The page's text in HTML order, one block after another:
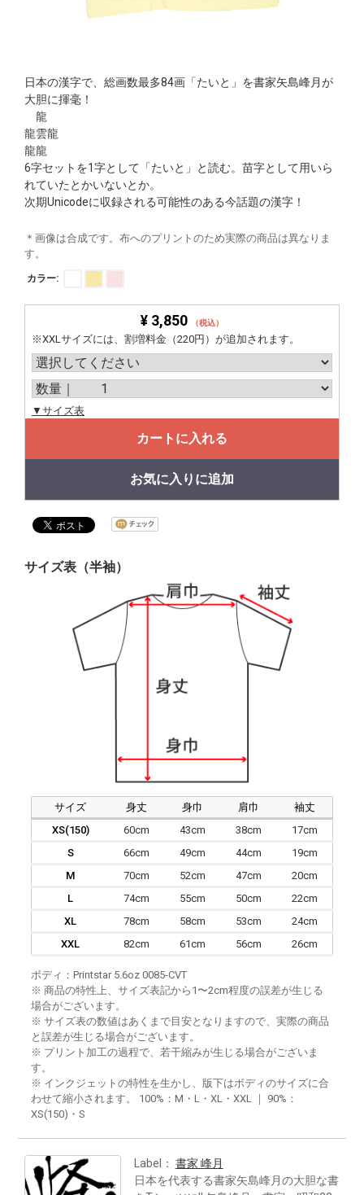
日本の漢字で、総画数最多84画「たいと」を書家矢島峰月が
大胆に揮毫！
龍
龍雲龍
龍龍
6字セットを1字として「たいと」と読む。苗字として用いら
れていたとかいないとか。
次期Unicodeに収録される可能性のある今話題の漢字！
＊画像は合成です。布へのプリントのため実際の商品は異なりま
す。
カラー:
¥ 3,850 （税込）
※XXLサイズには、割増料金（220円）が追加されます。
▼サイズ表
カートに入れる
お気に入りに追加
サイズ表（半袖）
サイズ 身丈 身巾 肩巾
袖丈
XS(150)
60cm 43cm 38cm
17cm
S
66cm 49cm 44cm
19cm
M
70cm 52cm 47cm
20cm
L
74cm 55cm 50cm
22cm
XL
78cm 58cm 53cm
24cm
XXL
82cm 61cm 56cm 26cm
ボディ：Printstar 5.6oz 0085-CVT
※ 商品の特性上、サイズ表記から1〜2cm程度の誤差が生じる
場合がございます。
※ サイズ表の数値はあくまで目安となりますので、実際の商品
と誤差が生じる場合がございます。
※ プリント加工の過程で、若干縮みが生じる場合がございま
す。
※ インクジェットの特性を生かし、版下はボディのサイズに合
わせて縮小されます。 100%：M・L・XL・XXL ｜ 90%：
XS(150)・S
Label： 書家 峰月
日本を代表する書家矢島峰月の大胆な書